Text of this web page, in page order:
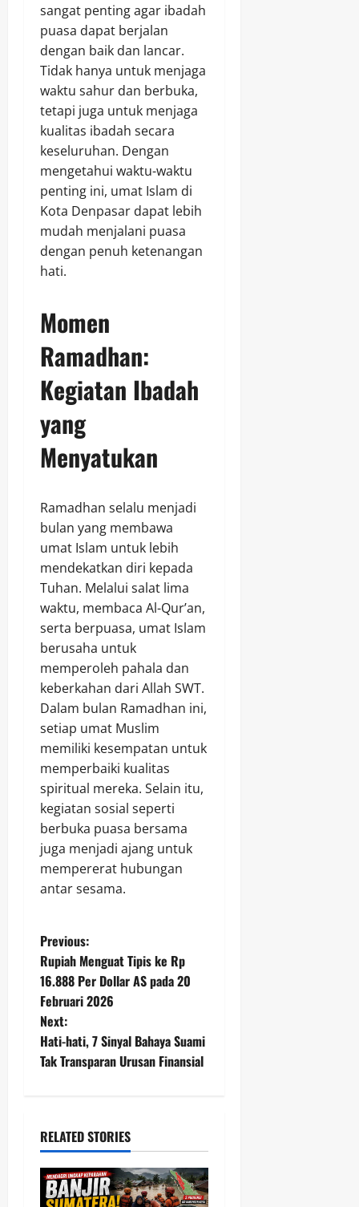
sangat penting agar ibadah
puasa dapat berjalan
dengan baik dan lancar.
Tidak hanya untuk menjaga
waktu sahur dan berbuka,
tetapi juga untuk menjaga
kualitas ibadah secara
keseluruhan. Dengan
mengetahui waktu-waktu
penting ini, umat Islam di
Kota Denpasar dapat lebih
mudah menjalani puasa
dengan penuh ketenangan
hati.
Momen
Ramadhan:
Kegiatan Ibadah
yang
Menyatukan
Ramadhan selalu menjadi
bulan yang membawa
umat Islam untuk lebih
mendekatkan diri kepada
Tuhan. Melalui salat lima
waktu, membaca Al-Qur’an,
serta berpuasa, umat Islam
berusaha untuk
memperoleh pahala dan
keberkahan dari Allah SWT.
Dalam bulan Ramadhan ini,
setiap umat Muslim
memiliki kesempatan untuk
memperbaiki kualitas
spiritual mereka. Selain itu,
kegiatan sosial seperti
berbuka puasa bersama
juga menjadi ajang untuk
mempererat hubungan
antar sesama.
P
o
s
t
v
i
Previous:
Rupiah Menguat Tipis ke Rp
16.888 Per Dollar AS pada 20
Februari 2026
Next:
Hati-hati, 7 Sinyal Bahaya Suami
Tak Transparan Urusan Finansial
RELATED STORIES